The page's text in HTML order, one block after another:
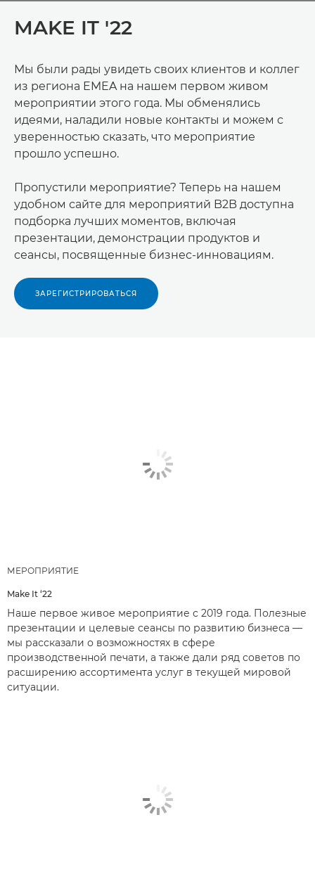
MAKE IT '22
Мы были рады увидеть своих клиентов и коллег
из региона EMEA на нашем первом живом
мероприятии этого года. Мы обменялись
идеями, наладили новые контакты и можем с
уверенностью сказать, что мероприятие
прошло успешно.
Пропустили мероприятие? Теперь на нашем
удобном сайте для мероприятий B2B доступна
подборка лучших моментов, включая
презентации, демонстрации продуктов и
сеансы, посвященные бизнес-инновациям.
ЗАРЕГИСТРИРОВАТЬСЯ
МЕРОПРИЯТИЕ
Make It ‘22
Наше первое живое мероприятие с 2019 года. Полезные
презентации и целевые сеансы по развитию бизнеса —
мы рассказали о возможностях в сфере
производственной печати, а также дали ряд советов по
расширению ассортимента услуг в текущей мировой
ситуации.